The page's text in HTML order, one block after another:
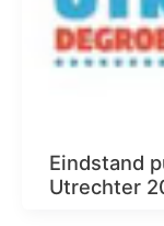
Eindstand
Utrechter